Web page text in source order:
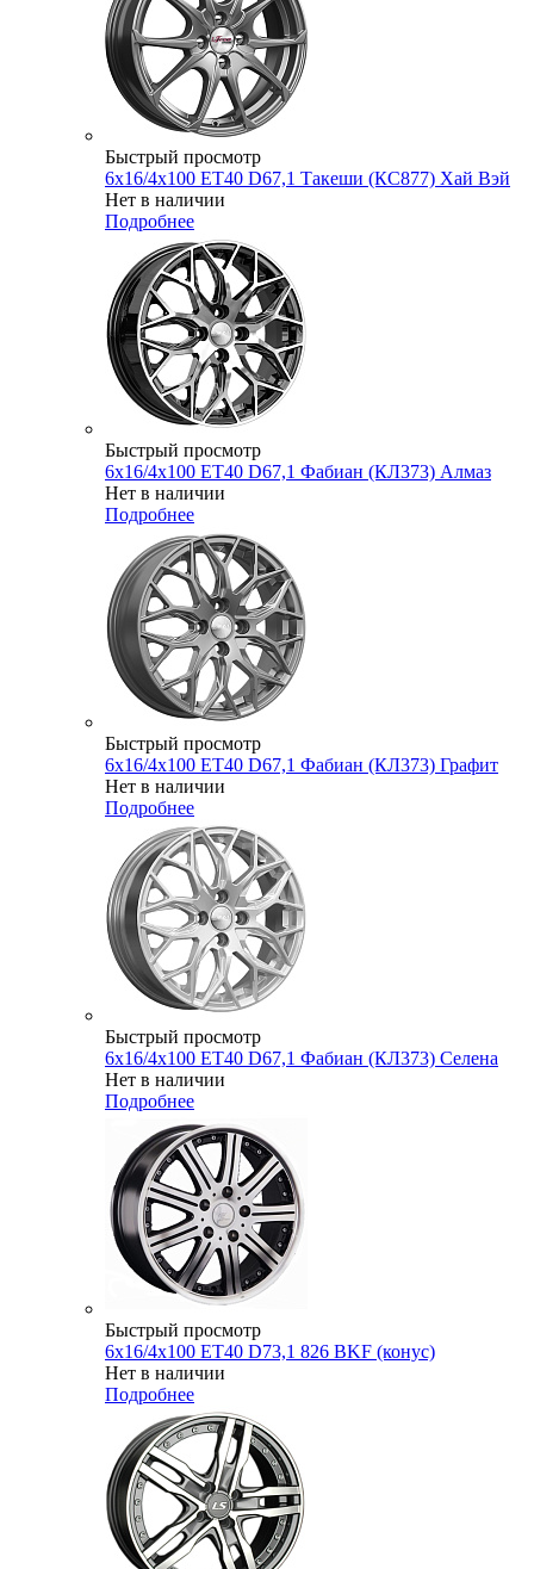
Быстрый просмотр
6x16/4x100 ET40 D67,1 Такеши (КС877) Хай Вэй
Нет в наличии
Подробнее
Быстрый просмотр
6x16/4x100 ET40 D67,1 Фабиан (КЛ373) Алмаз
Нет в наличии
Подробнее
Быстрый просмотр
6x16/4x100 ET40 D67,1 Фабиан (КЛ373) Графит
Нет в наличии
Подробнее
Быстрый просмотр
6x16/4x100 ET40 D67,1 Фабиан (КЛ373) Селена
Нет в наличии
Подробнее
Быстрый просмотр
6x16/4x100 ET40 D73,1 826 BKF (конус)
Нет в наличии
Подробнее